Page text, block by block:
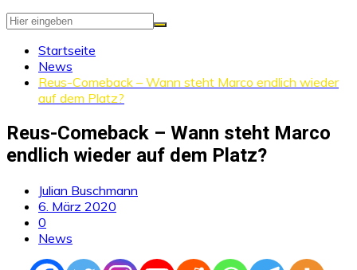
Startseite
News
Reus-Comeback – Wann steht Marco endlich wieder
auf dem Platz?
Reus-Comeback – Wann steht Marco
endlich wieder auf dem Platz?
Julian Buschmann
6. März 2020
0
News